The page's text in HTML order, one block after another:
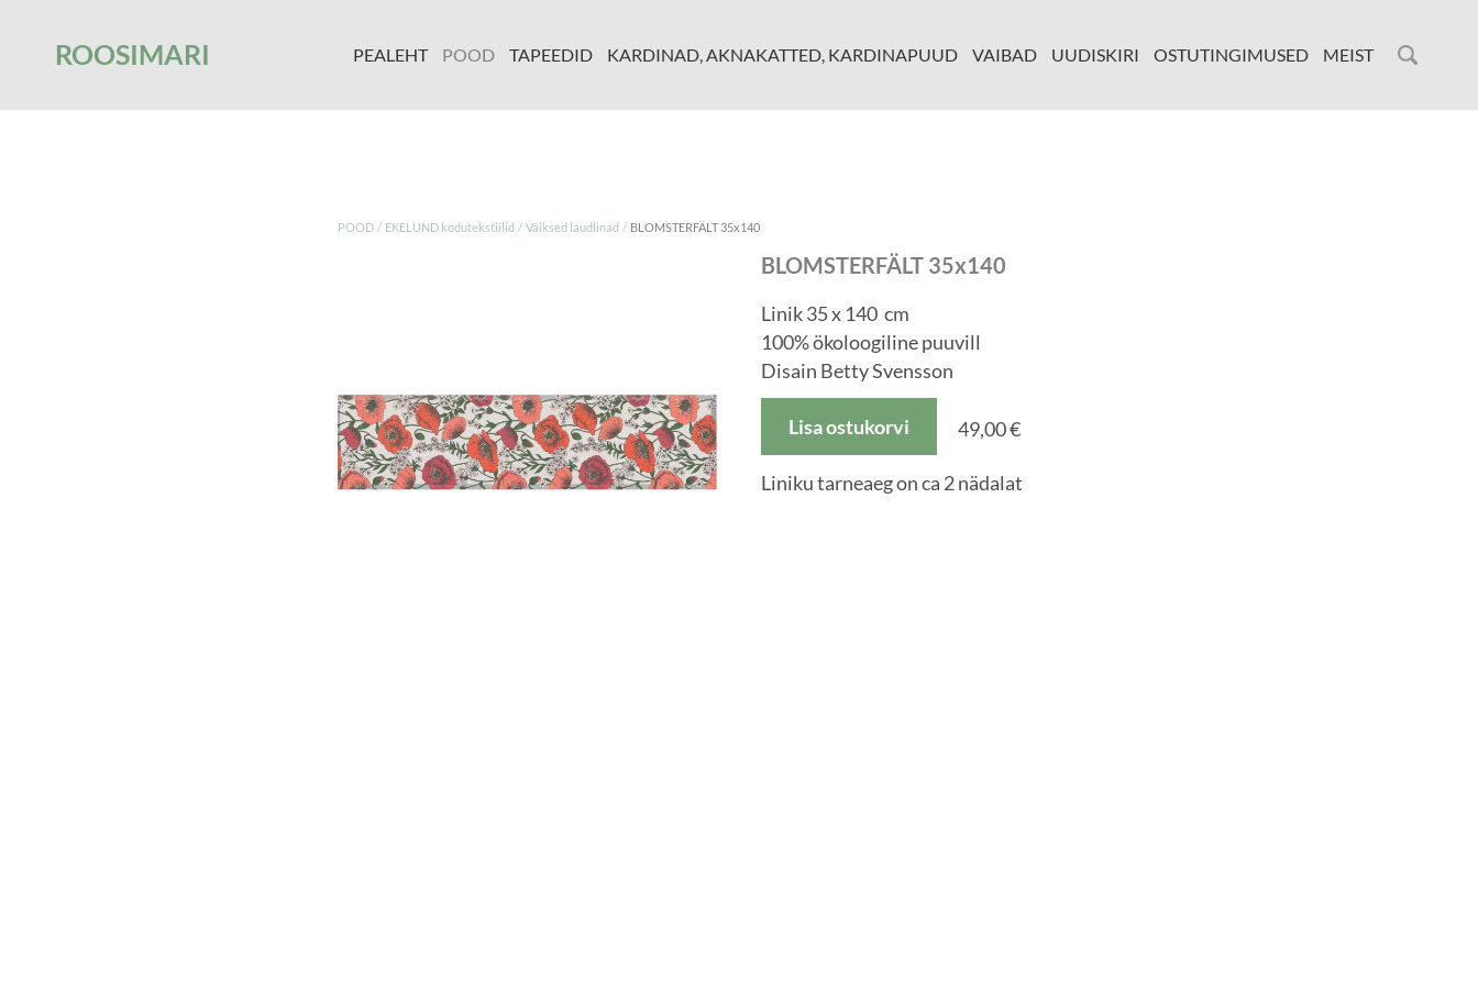
ROOSIMARI PEALEHT POOD TAPEEDID KARDINAD, AKNAKATTED, KARDINAPUUD VAIBAD UUDISKIRI OSTUTINGIMUSED MEIST
POOD / EKELUND kodutekstiilid / Väiksed laudlinad / BLOMSTERFÄLT 35x140
BLOMSTERFÄLT 35x140
Linik 35 x 140 cm
100% ökoloogiline puuvill
Disain Betty Svensson
Lisa ostukorvi 49,00 €
Liniku tarneaeg on ca 2 nädalat